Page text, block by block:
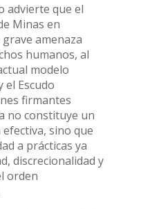
advierte que el
Minas en
amenaza
humanos, al
modelo
el Escudo
firmantes
no constituye un
sino que
a prácticas ya
discrecionalidad y
orden